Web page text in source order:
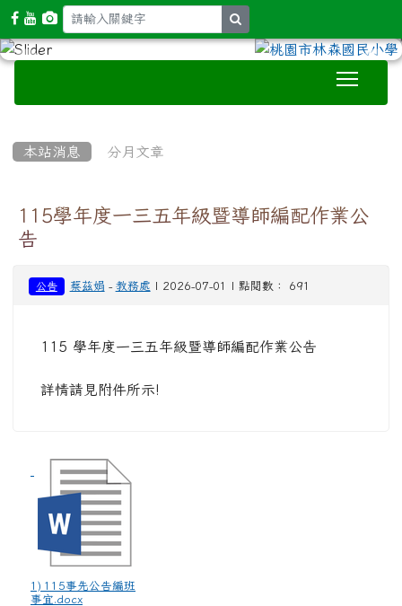
本站消息 分月文章
115學年度一三五年級暨導師編配作業公
告
公告 蔡茲娟 - 教務處 | 2026-07-01 | 點閱數： 691
115 學年度一三五年級暨導師編配作業公告
詳情請見附件所示!
1) 115事先公告編班
事宜.docx